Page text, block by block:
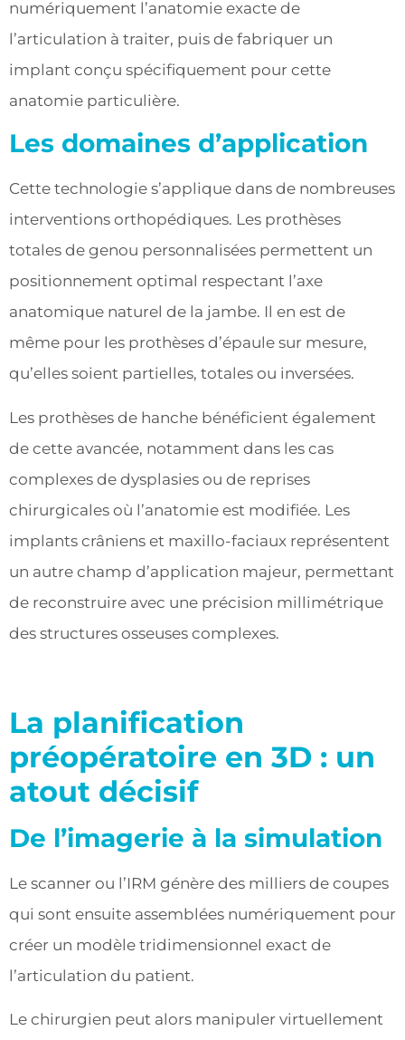
numériquement l’anatomie exacte de
l’articulation à traiter, puis de fabriquer un
implant conçu spécifiquement pour cette
anatomie particulière.
Les domaines d’application
Cette technologie s’applique dans de nombreuses
interventions orthopédiques. Les prothèses
totales de genou personnalisées permettent un
positionnement optimal respectant l’axe
anatomique naturel de la jambe. Il en est de
même pour les prothèses d’épaule sur mesure,
qu’elles soient partielles, totales ou inversées.
Les prothèses de hanche bénéficient également
de cette avancée, notamment dans les cas
complexes de dysplasies ou de reprises
chirurgicales où l’anatomie est modifiée. Les
implants crâniens et maxillo-faciaux représentent
un autre champ d’application majeur, permettant
de reconstruire avec une précision millimétrique
des structures osseuses complexes.
La planification
préopératoire en 3D : un
atout décisif
De l’imagerie à la simulation
Le scanner ou l’IRM génère des milliers de coupes
qui sont ensuite assemblées numériquement pour
créer un modèle tridimensionnel exact de
l’articulation du patient.
Le chirurgien peut alors manipuler virtuellement